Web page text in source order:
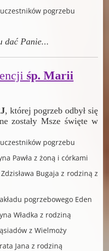
pogrzebu
dać Panie...
śp. Marii
, której pogrzeb odbył się
zostały Msze święte w
pogrzebu
Pawła z żoną i córkami
Bugaja z rodziną z
pogrzebowego Eden
Władka z rodziną
z Wielmoży
Jana z rodziną